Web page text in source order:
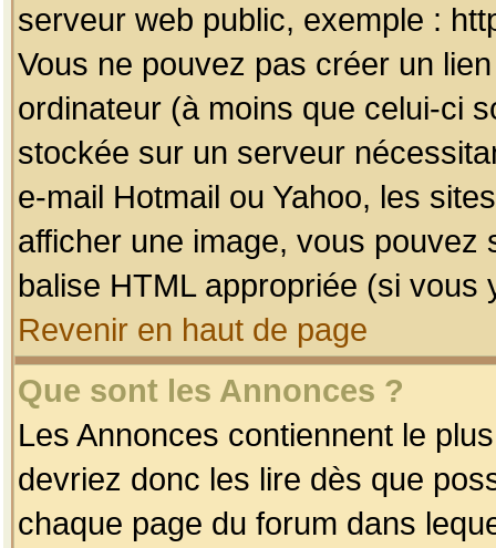
serveur web public, exemple :
Vous ne pouvez pas créer un
ordinateur (à moins que celui-ci
stockée sur un serveur
e-mail Hotmail ou Yahoo, les
afficher une image, vous pouvez
balise HTML appropriée (si vous
Revenir en haut de page
Que sont les Annonces ?
Les Annonces contiennent le
devriez donc les lire dès que
chaque page du forum dans